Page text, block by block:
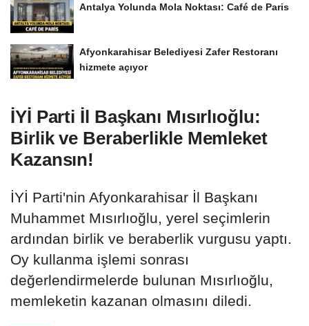
Antalya Yolunda Mola Noktası: Café de Paris
Afyonkarahisar Belediyesi Zafer Restoranı
hizmete açıyor
İYİ Parti İl Başkanı Mısırlıoğlu:
Birlik ve Beraberlikle Memleket
Kazansın!
İYİ Parti'nin Afyonkarahisar İl Başkanı
Muhammet Mısırlıoğlu, yerel seçimlerin
ardından birlik ve beraberlik vurgusu yaptı.
Oy kullanma işlemi sonrası
değerlendirmelerde bulunan Mısırlıoğlu,
memleketin kazanan olmasını diledi.